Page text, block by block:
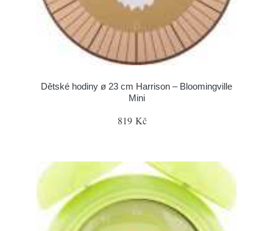
Dětské hodiny ø 23 cm Harrison – Bloomingville
Mini
819 Kč